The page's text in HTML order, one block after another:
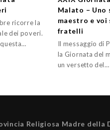
ricorre la
dei poveri.
Malato – Uno
maestro e
fratelli
Il messaggio di
la Giornata del
un versetto del…
Religiosa Madre della